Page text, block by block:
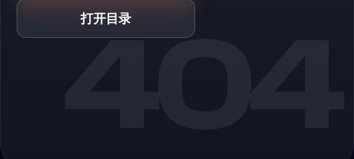
打开目录
404